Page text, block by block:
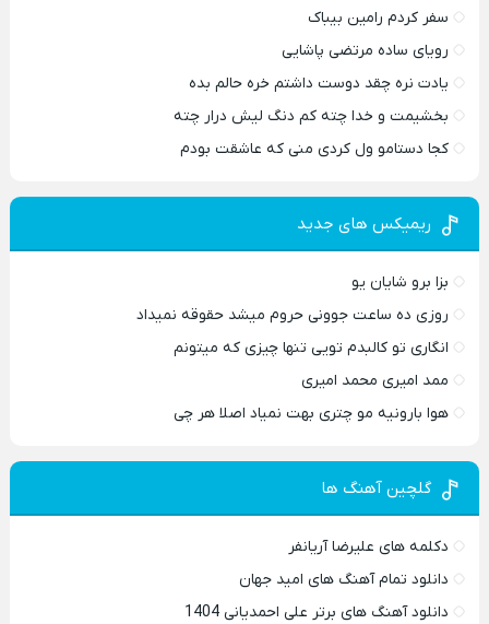
سفر کردم رامین بیباک
رویای ساده مرتضی پاشایی
یادت نره چقد دوست داشتم خره حالم بده
بخشیمت و خدا چته کم دنگ لیش درار چته
کجا دستامو ول کردی منی که عاشقت بودم
ریمیکس های جدید
بزا برو شایان یو
روزی ده ساعت جوونی حروم میشد حقوقه نمیداد
انگاری تو کالبدم تویی تنها چیزی که میتونم
ممد امیری محمد امیری
هوا بارونیه مو چتری بهت نمیاد اصلا هر چی
گلچین آهنگ ها
دکلمه های علیرضا آریانفر
دانلود تمام آهنگ های امید جهان
دانلود آهنگ های برتر علی احمدیانی 1404